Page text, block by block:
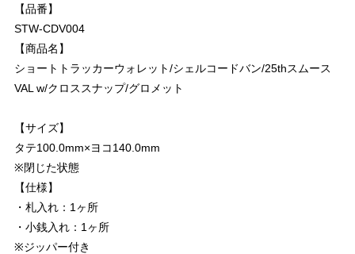
【品番】
STW-CDV004
【商品名】
ショートトラッカーウォレット/シェルコードバン/25thスムース
VAL w/クロススナップ/グロメット
【サイズ】
タテ100.0mm×ヨコ140.0mm
※閉じた状態
【仕様】
・札入れ：1ヶ所
・小銭入れ：1ヶ所
※ジッパー付き